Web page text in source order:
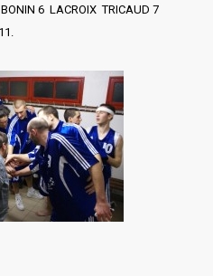
6 LACROIX TRICAUD 7